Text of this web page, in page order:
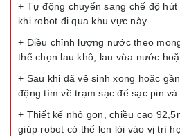
+ Tự động chuyển sang chế độ
khi robot đi qua khu vực này
+ Điều chỉnh lượng nước theo
thể chọn lau khô, lau vừa nước
+ Sau khi đã vệ sinh xong hoặc
động tìm về trạm sạc để sạc pin và
+ Thiết kế nhỏ gọn, chiều cao
giúp robot có thể len lỏi vào vị trí